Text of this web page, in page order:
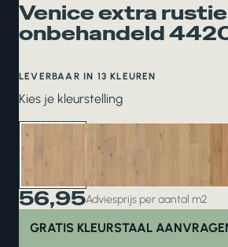
Venice extra
onbehandeld
LEVERBAAR IN 13 KLEUREN
Kies je kleurstelling
56,95Adviesprijs per aantal m2
GRATIS KLEURSTAAL